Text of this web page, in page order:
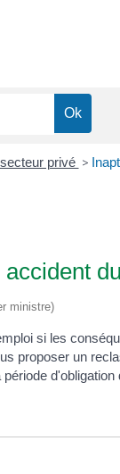
privé >
ministre)
si les
proposer un
d'obligation